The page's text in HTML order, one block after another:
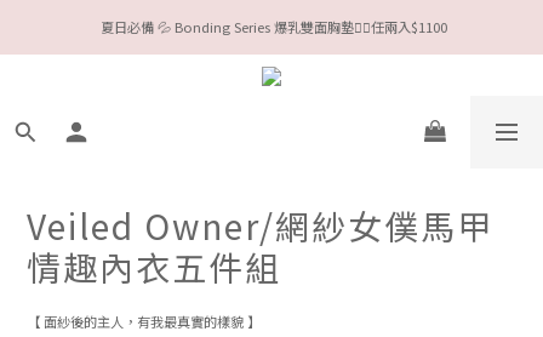
今夏限定Meufs泳衣工作坊 🥳 手做妳獨一無二的Bikini👙
夏日必備 💦 Bonding Series 爆乳雙面胸墊❤️‍🔥任兩入$1100
Valentine❤️‍🔥全款情趣系列任選兩件88折！
今夏限定Meufs泳衣工作坊 🥳 手做妳獨一無二的Bikini👙
Veiled Owner/網紗女僕馬甲
情趣內衣五件組
【 面紗後的主人，有我最真實的樣貌 】